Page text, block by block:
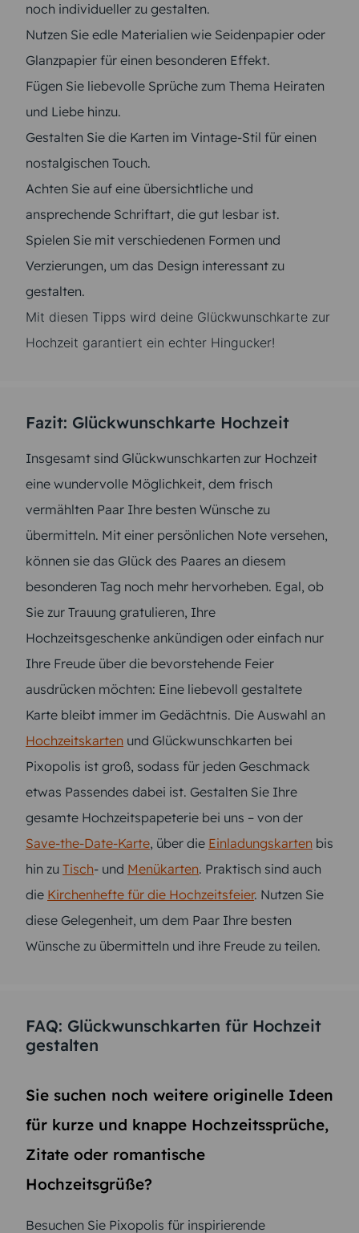
noch individueller zu gestalten.
Nutzen Sie edle Materialien wie Seidenpapier oder
Glanzpapier für einen besonderen Effekt.
Fügen Sie liebevolle Sprüche zum Thema Heiraten
und Liebe hinzu.
Gestalten Sie die Karten im Vintage-Stil für einen
nostalgischen Touch.
Achten Sie auf eine übersichtliche und
ansprechende Schriftart, die gut lesbar ist.
Spielen Sie mit verschiedenen Formen und
Verzierungen, um das Design interessant zu
gestalten.
Mit diesen Tipps wird deine Glückwunschkarte zur
Hochzeit garantiert ein echter Hingucker!
Fazit: Glückwunschkarte Hochzeit
Insgesamt sind Glückwunschkarten zur Hochzeit
eine wundervolle Möglichkeit, dem frisch
vermählten Paar Ihre besten Wünsche zu
übermitteln. Mit einer persönlichen Note versehen,
können sie das Glück des Paares an diesem
besonderen Tag noch mehr hervorheben. Egal, ob
Sie zur Trauung gratulieren, Ihre
Hochzeitsgeschenke ankündigen oder einfach nur
Ihre Freude über die bevorstehende Feier
ausdrücken möchten: Eine liebevoll gestaltete
Karte bleibt immer im Gedächtnis. Die Auswahl an
Hochzeitskarten und Glückwunschkarten bei
Pixopolis ist groß, sodass für jeden Geschmack
etwas Passendes dabei ist. Gestalten Sie Ihre
gesamte Hochzeitspapeterie bei uns – von der
Save-the-Date-Karte, über die Einladungskarten bis
hin zu Tisch- und Menükarten. Praktisch sind auch
die Kirchenhefte für die Hochzeitsfeier. Nutzen Sie
diese Gelegenheit, um dem Paar Ihre besten
Wünsche zu übermitteln und ihre Freude zu teilen.
FAQ: Glückwunschkarten für Hochzeit
gestalten
Sie suchen noch weitere originelle Ideen
für kurze und knappe Hochzeitssprüche,
Zitate oder romantische
Hochzeitsgrüße?
Besuchen Sie Pixopolis für inspirierende